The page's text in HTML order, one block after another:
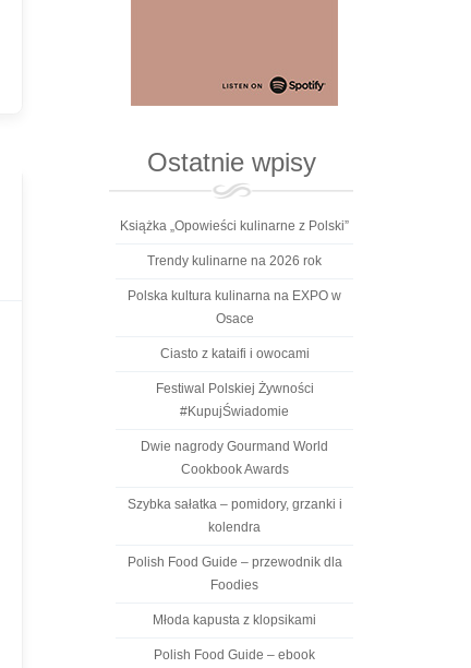
Ostatnie wpisy
Książka „Opowieści kulinarne z Polski”
Trendy kulinarne na 2026 rok
Polska kultura kulinarna na EXPO w
Osace
Ciasto z kataifi i owocami
Festiwal Polskiej Żywności
#KupujŚwiadomie
Dwie nagrody Gourmand World
Cookbook Awards
Szybka sałatka – pomidory, grzanki i
kolendra
Polish Food Guide – przewodnik dla
Foodies
Młoda kapusta z klopsikami
Polish Food Guide – ebook